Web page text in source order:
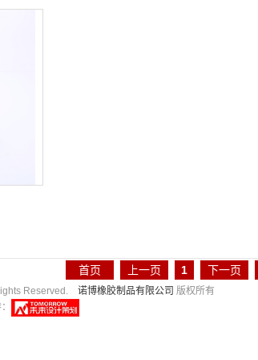
首页 上一页 1 下一页
Reserved. 诺博橡胶制品有限公司 版权所有